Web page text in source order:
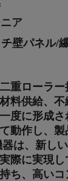
ア
壁パネル/
重ローラ
料供給、
度に形成
動作し、
は、新し
際に実現
ち、高いコ